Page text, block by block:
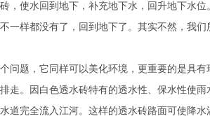
，使水回到地下，补充地下水，回升地下水
一样都没有了，回到地下了。其实不然，我
题，它同样可以美化环境，更重要的是具有
走。因白色透水砖特有的透水性、保水性使
道完全流入江河。这样的透水砖路面可使降